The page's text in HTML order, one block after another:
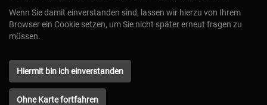
Wenn Sie damit einverstanden sind, lassen wir hierzu von Ihrem
Browser ein Cookie setzen, um Sie nicht später erneut fragen zu
müssen.
Hiermit bin ich einverstanden
Ohne Karte fortfahren